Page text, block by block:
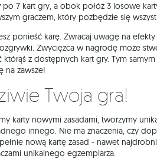
7 kart gry, a obok połóż 3 losowe
graczem, który pozbędzie się
ponieść karę. Zwracaj uwagę na
Zwycięzca w nagrodę może
z dostępnych kart gry. Tym
na zawsze!
Twoja gra!
karty nowymi zasadami, tworzymy
innego. Nie ma znaczenia, czy
nową kartę zasad - nawet
unikalnego egzemplarza.